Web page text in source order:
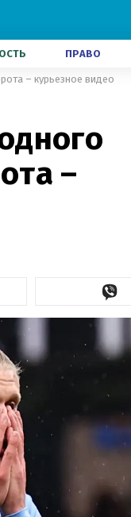
ПРАВО
– курьезное видео
–